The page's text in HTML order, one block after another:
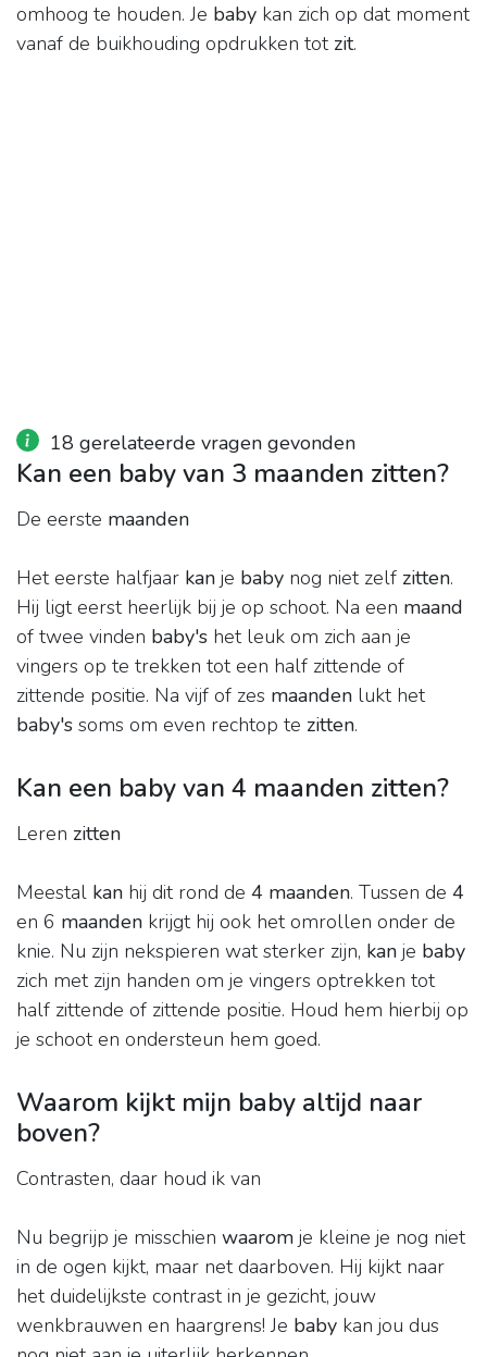
omhoog te houden. Je baby kan zich op dat moment
vanaf de buikhouding opdrukken tot zit.
18 gerelateerde vragen gevonden
Kan een baby van 3 maanden zitten?
De eerste maanden
Het eerste halfjaar kan je baby nog niet zelf zitten.
Hij ligt eerst heerlijk bij je op schoot. Na een maand
of twee vinden baby's het leuk om zich aan je
vingers op te trekken tot een half zittende of
zittende positie. Na vijf of zes maanden lukt het
baby's soms om even rechtop te zitten.
Kan een baby van 4 maanden zitten?
Leren zitten
Meestal kan hij dit rond de 4 maanden. Tussen de 4
en 6 maanden krijgt hij ook het omrollen onder de
knie. Nu zijn nekspieren wat sterker zijn, kan je baby
zich met zijn handen om je vingers optrekken tot
half zittende of zittende positie. Houd hem hierbij op
je schoot en ondersteun hem goed.
Waarom kijkt mijn baby altijd naar
boven?
Contrasten, daar houd ik van
Nu begrijp je misschien waarom je kleine je nog niet
in de ogen kijkt, maar net daarboven. Hij kijkt naar
het duidelijkste contrast in je gezicht, jouw
wenkbrauwen en haargrens! Je baby kan jou dus